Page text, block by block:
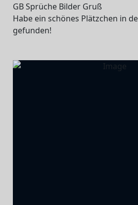
GB Sprüche Bilder Gruß
Habe ein schönes Plätzchen in
gefunden!